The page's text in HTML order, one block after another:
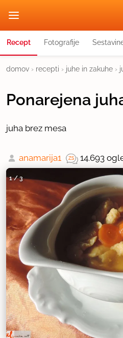
Recept Fotografije
domov › recepti › juhe in zakuhe ›
Ponarejena
juha brez mesa
anamarija1 14.693
1/3